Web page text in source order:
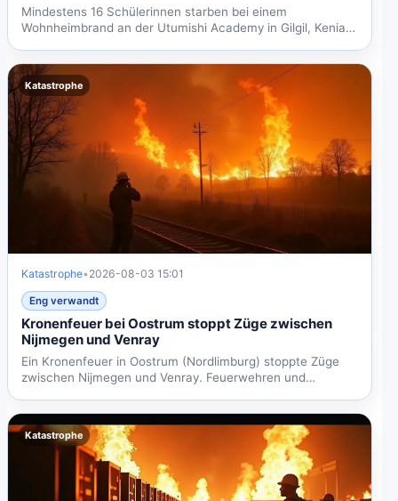
Mindestens 16 Schülerinnen starben bei einem
Wohnheimbrand an der Utumishi Academy in Gilgil, Kenia.
Katastrophe
Katastrophe• 2026-08-03 15:01
Eng verwandt
Kronenfeuer bei Oostrum stoppt Züge zwischen
Nijmegen und Venray
Ein Kronenfeuer in Oostrum (Nordlimburg) stoppte Züge
zwischen Nijmegen und Venray. Feuerwehren und
Katastrophe